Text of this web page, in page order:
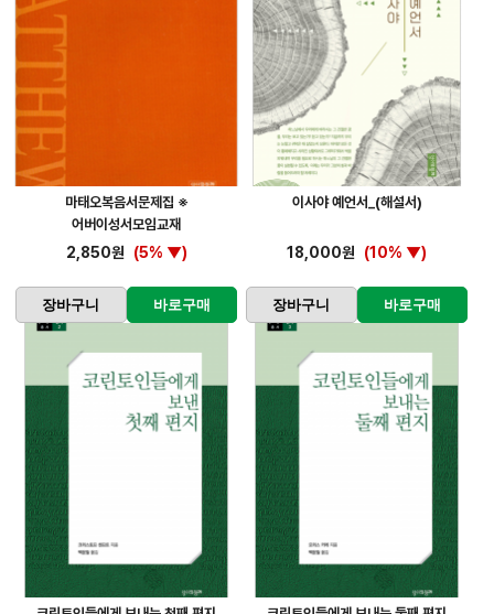
마태오복음서문제집 ※
어버이성서모임교재
2,850원 (5% ▼)
장바구니 바로구매
이사야 예언서_(해설서)
18,000원 (10% ▼)
장바구니 바로구매